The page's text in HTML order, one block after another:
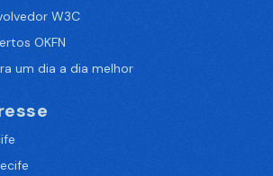
W3C
OKFN
um dia a dia melhor